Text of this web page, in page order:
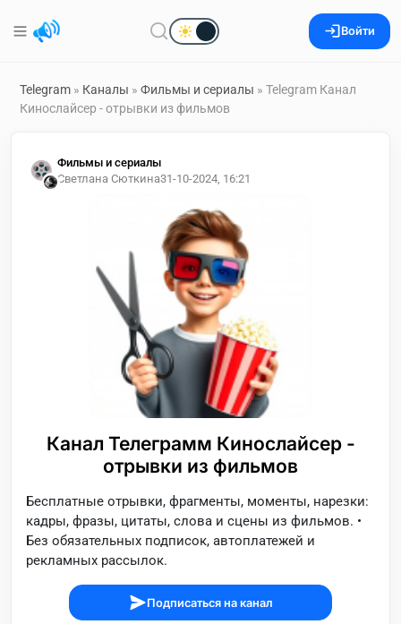
Войти
Telegram » Каналы » Фильмы и сериалы » Telegram Канал
Кинослайсер - отрывки из фильмов
Фильмы и сериалы
Светлана Сюткина31-10-2024, 16:21
Канал Телеграмм Кинослайсер -
отрывки из фильмов
Бесплатные отрывки, фрагменты, моменты, нарезки:
кадры, фразы, цитаты, слова и сцены из фильмов. •
Без обязательных подписок, автоплатежей и
рекламных рассылок.
Подписаться на канал